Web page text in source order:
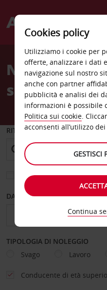
Welcome
AvisNoleggio
stazione
RITIRO DA
Scegli una località di
DAL GIORNO
TIPOLOGIA DI NOLEGGIO
Svago
Lavoro
Conducente di età
Cookies policy
Utilizziamo i cookie per
offerte, analizzare i dati
navigazione sul nostro
anche con partner
pubblicità e analisi dei
informazioni è possibile
Politica sui cookie.
acconsenti all’utilizzo dei
GESTISCI
Continua